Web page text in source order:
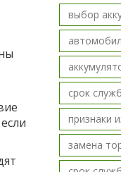
выбор
срок
признаки
замена